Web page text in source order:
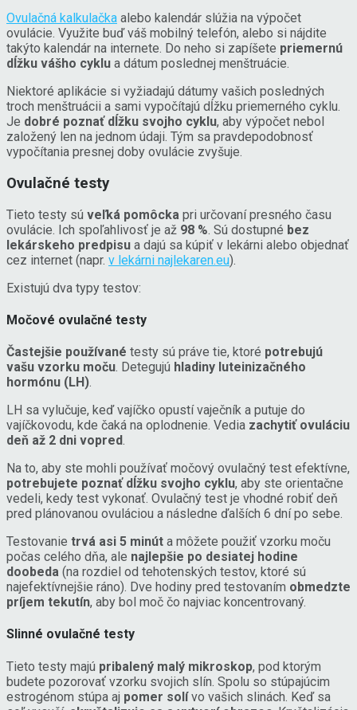
Ovulačná kalkulačka alebo kalendár slúžia na výpočet
ovulácie. Využite buď váš mobilný telefón, alebo si nájdite
takýto kalendár na internete. Do neho si zapíšete priemernú
dĺžku vášho cyklu a dátum poslednej menštruácie.
Niektoré aplikácie si vyžiadajú dátumy vašich posledných
troch menštruácii a sami vypočítajú dĺžku priemerného cyklu.
Je dobré poznať dĺžku svojho cyklu, aby výpočet nebol
založený len na jednom údaji. Tým sa pravdepodobnosť
vypočítania presnej doby ovulácie zvyšuje.
Ovulačné testy
Tieto testy sú veľká pomôcka pri určovaní presného času
ovulácie. Ich spoľahlivosť je až 98 % . Sú dostupné bez
lekárskeho predpisu a dajú sa kúpiť v lekárni alebo objednať
cez internet (napr. v lekárni najlekaren.eu).
Existujú dva typy testov:
Močové ovulačné testy
Častejšie používané testy sú práve tie, ktoré potrebujú
vašu vzorku moču. Detegujú hladiny luteinizačného
hormónu (LH).
LH sa vylučuje, keď vajíčko opustí vaječník a putuje do
vajíčkovodu, kde čaká na oplodnenie. Vedia zachytiť ovuláciu
deň až 2 dni vopred.
Na to, aby ste mohli používať močový ovulačný test efektívne,
potrebujete poznať dĺžku svojho cyklu, aby ste orientačne
vedeli, kedy test vykonať. Ovulačný test je vhodné robiť deň
pred plánovanou ovuláciou a následne ďalších 6 dní po sebe.
Testovanie trvá asi 5 minút a môžete použiť vzorku moču
počas celého dňa, ale najlepšie po desiatej hodine
doobeda (na rozdiel od tehotenských testov, ktoré sú
najefektívnejšie ráno). Dve hodiny pred testovaním obmedzte
príjem tekutín, aby bol moč čo najviac koncentrovaný.
Slinné ovulačné testy
Tieto testy majú pribalený malý mikroskop, pod ktorým
budete pozorovať vzorku svojich slín. Spolu so stúpajúcim
estrogénom stúpa aj pomer solívo vašich slinách. Keď sa